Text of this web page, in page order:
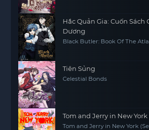
Hắc Quản Gia: Cuốn Sách
Dương
Black Butler: Book Of The
Tiên Sủng
Celestial Bonds
Tom and Jerry in New York
Tom and Jerry in New York